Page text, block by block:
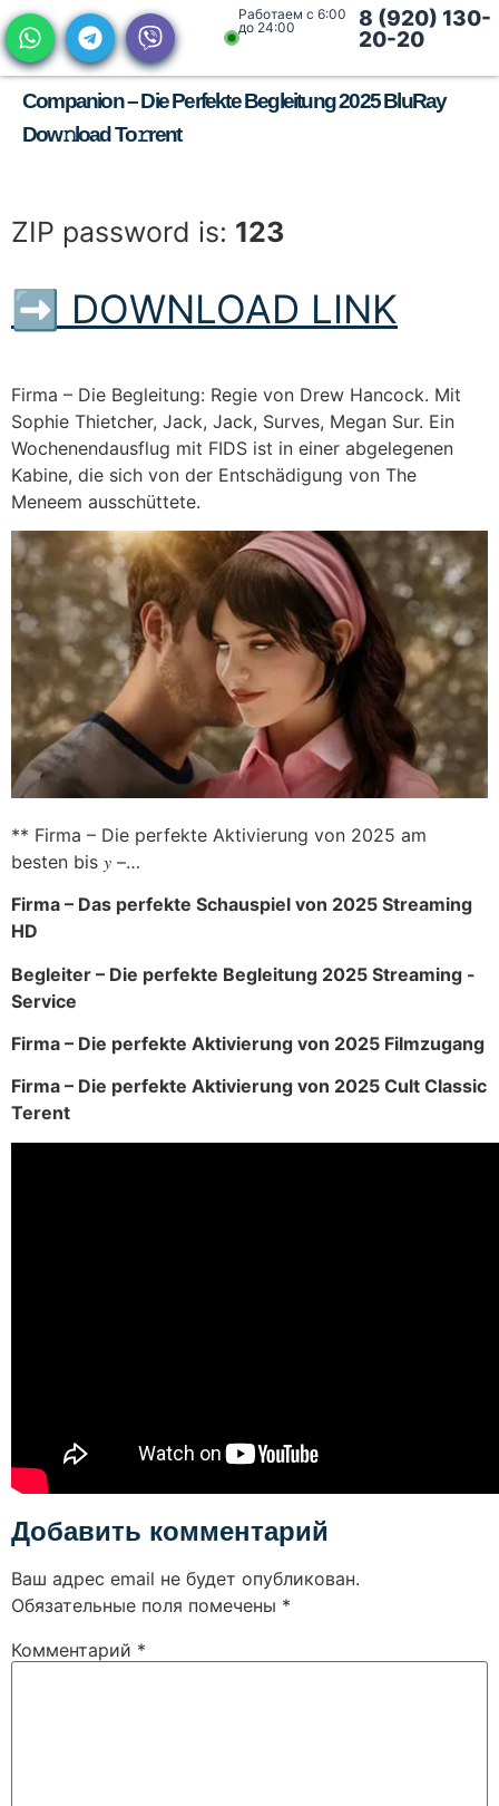
Работаем с 6:00
до 24:00
8 (920) 130-
20-20
Companion – Die Perfekte Begleitung 2025 BluRay
Dow𝚗load To𝚛rent
ZIP password is: 123
➡ DOWNLOAD LINK
Firma – Die Begleitung: Regie von Drew Hancock. Mit
Sophie Thietcher, Jack, Jack, Surves, Megan Sur. Ein
Wochenendausflug mit FIDS ist in einer abgelegenen
Kabine, die sich von der Entschädigung von The
Meneem ausschüttete.
** Firma – Die perfekte Aktivierung von 2025 am
besten bis 𝑦 –…
Firma – Das perfekte Schauspiel von 2025 Streaming
HD
Begleiter – Die perfekte Begleitung 2025 Streaming -
Service
Firma – Die perfekte Aktivierung von 2025 Filmzugang
Firma – Die perfekte Aktivierung von 2025 Cult Classic
Terent
Добавить комментарий
Ваш адрес email не будет опубликован.
Обязательные поля помечены *
Комментарий *